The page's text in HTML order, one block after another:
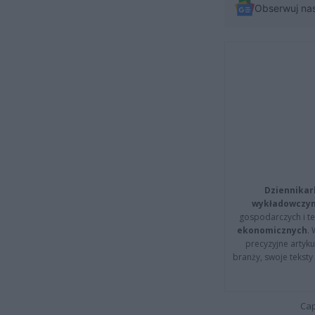
Obserwuj
gospodarczych i
ekonomicznych.
precyzyjne
branży, swoje